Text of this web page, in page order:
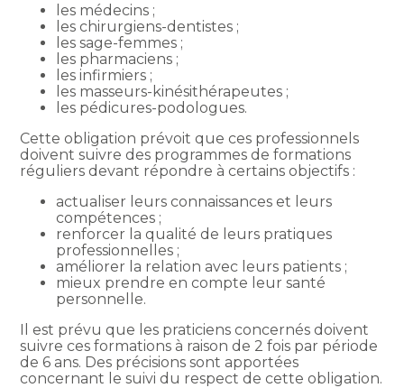
les médecins ;
les chirurgiens-dentistes ;
les sage-femmes ;
les pharmaciens ;
les infirmiers ;
les masseurs-kinésithérapeutes ;
les pédicures-podologues.
Cette obligation prévoit que ces professionnels
doivent suivre des programmes de formations
réguliers devant répondre à certains objectifs :
actualiser leurs connaissances et leurs
compétences ;
renforcer la qualité de leurs pratiques
professionnelles ;
améliorer la relation avec leurs patients ;
mieux prendre en compte leur santé
personnelle.
Il est prévu que les praticiens concernés doivent
suivre ces formations à raison de 2 fois par période
de 6 ans. Des précisions sont apportées
concernant le suivi du respect de cette obligation.